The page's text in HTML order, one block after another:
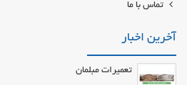
تماس با ما
آخرین اخبار
تعمیرات مبلمان